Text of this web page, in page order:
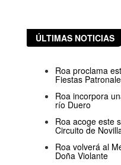
ÚLTIMAS NOTICIAS
Roa proclama
Fiestas
Roa incorpora
río Duero
Roa acoge este
Circuito de
Roa volverá al
Doña Violante